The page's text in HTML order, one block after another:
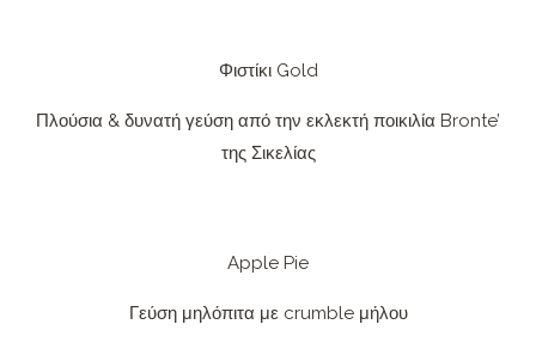
Φιστίκι Gold
Πλούσια & δυνατή γεύση από την εκλεκτή ποικιλία Bronte’
της Σικελίας
Apple Pie
Γεύση μηλόπιτα με crumble μήλου